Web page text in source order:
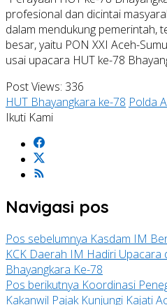
profesional dan dicintai
dalam mendukung pemerintah,
besar, yaitu PON XXI Aceh-
usai upacara HUT ke-78
Post Views: 336
HUT Bhayangkara ke-78 Polda
Ikuti Kami
Navigasi pos
Pos sebelumnya Kasdam IM
KCK Daerah IM Hadiri Upacara
Bhayangkara Ke-78
Pos berikutnya Koordinasi
Kakanwil Pajak Kunjungi Kajati